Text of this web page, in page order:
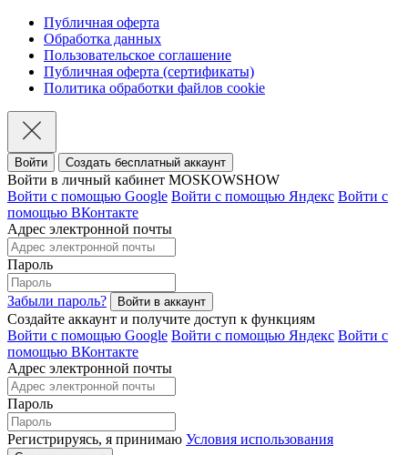
Публичная оферта
Обработка данных
Пользовательское соглашение
Публичная оферта (сертификаты)
Политика обработки файлов cookie
Войти Создать бесплатный аккаунт
Войти в личный кабинет MOSKOWSHOW
Войти с помощью Google Войти с помощью Яндекс Войти с
помощью ВКонтакте
Адрес электронной почты
Пароль
Забыли пароль?
Создайте аккаунт и получите доступ к функциям
Войти с помощью Google Войти с помощью Яндекс Войти с
помощью ВКонтакте
Адрес электронной почты
Пароль
Регистрируясь, я принимаю Условия использования